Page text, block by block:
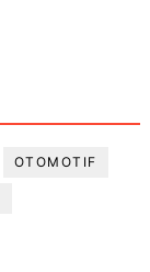
OTOMOTIF